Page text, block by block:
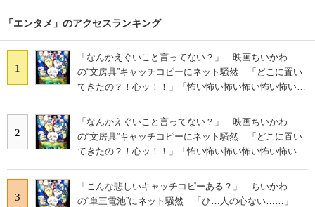
「エンタメ」のアクセスランキング
1
「なんかえぐいこと言ってない？」 映画ちいかわ
の“文房具”キャッチコピーにネット騒然 「どこに置い
てきたの？！心ッ！！」「怖い怖い怖い怖い怖い怖い怖
2
「なんかえぐいこと言ってない？」 映画ちいかわ
の“文房具”キャッチコピーにネット騒然 「どこに置い
てきたの？！心ッ！！」「怖い怖い怖い怖い怖い怖い怖
3
「こんな悲しいキャッチコピーある？」 ちいかわ
の“単三電池”にネット騒然 「ひ…人の心ない……」